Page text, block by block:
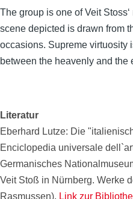
The group is one of Veit
scene depicted is drawn from
occasions. Supreme virtuosity
between the heavenly and the
Literatur
Eberhard Lutze: Die
Enciclopedia universale
Germanisches
Veit Stoß in Nürnberg. Werke
Rasmussen). Link zur